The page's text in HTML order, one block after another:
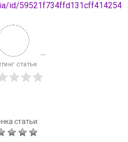
id/
статьи
статьи: